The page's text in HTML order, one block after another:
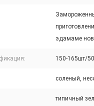
эдамаме
150-165шт/
соленый,
типичный